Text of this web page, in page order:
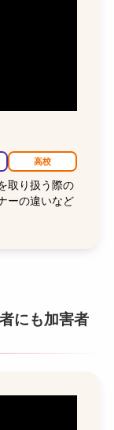
高校
取り扱う際の
ーの違いなど
にも加害者